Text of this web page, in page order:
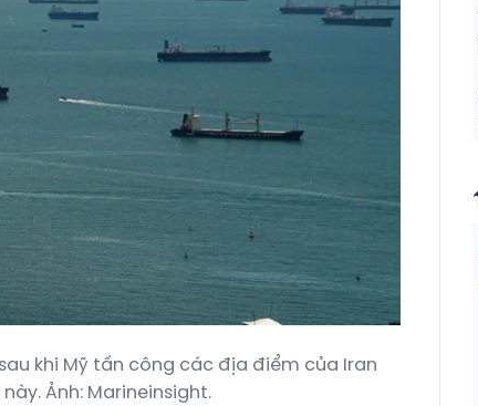
khi Mỹ tấn công các địa điểm của Iran
Ảnh: Marineinsight.